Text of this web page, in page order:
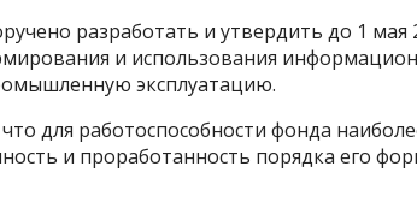
разработать и утвердить до 1 мая
и использования
эксплуатацию.
для работоспособности фонда
и проработанность порядка его